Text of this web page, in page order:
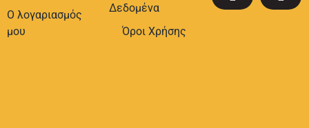
Ο λογαριασμός
μου
Δεδομένα
Όροι Χρήσης